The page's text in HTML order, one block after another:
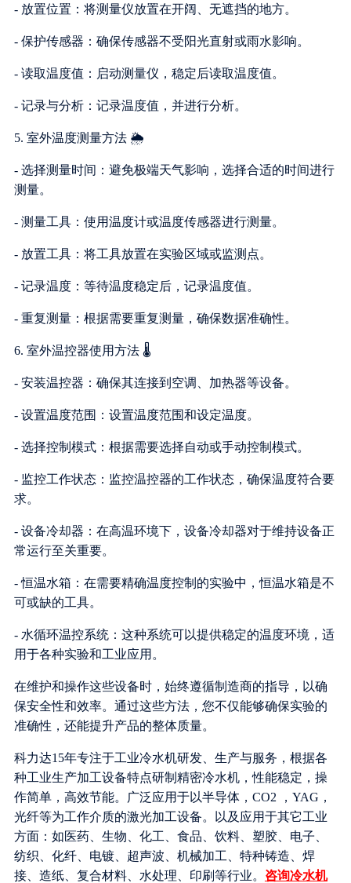
- 放置位置：将测量仪放置在开阔、无遮挡的地方。
- 保护传感器：确保传感器不受阳光直射或雨水影响。
- 读取温度值：启动测量仪，稳定后读取温度值。
- 记录与分析：记录温度值，并进行分析。
5. 室外温度测量方法 🌦️
- 选择测量时间：避免极端天气影响，选择合适的时间进行
测量。
- 测量工具：使用温度计或温度传感器进行测量。
- 放置工具：将工具放置在实验区域或监测点。
- 记录温度：等待温度稳定后，记录温度值。
- 重复测量：根据需要重复测量，确保数据准确性。
6. 室外温控器使用方法 🌡️
- 安装温控器：确保其连接到空调、加热器等设备。
- 设置温度范围：设置温度范围和设定温度。
- 选择控制模式：根据需要选择自动或手动控制模式。
- 监控工作状态：监控温控器的工作状态，确保温度符合要
求。
- 设备冷却器：在高温环境下，设备冷却器对于维持设备正
常运行至关重要。
- 恒温水箱：在需要精确温度控制的实验中，恒温水箱是不
可或缺的工具。
- 水循环温控系统：这种系统可以提供稳定的温度环境，适
用于各种实验和工业应用。
在维护和操作这些设备时，始终遵循制造商的指导，以确
保安全性和效率。通过这些方法，您不仅能够确保实验的
准确性，还能提升产品的整体质量。
科力达15年专注于工业冷水机研发、生产与服务，根据各
种工业生产加工设备特点研制精密冷水机，性能稳定，操
作简单，高效节能。广泛应用于以半导体，CO2 ，YAG，
光纤等为工作介质的激光加工设备。以及应用于其它工业
方面：如医药、生物、化工、食品、饮料、塑胶、电子、
纺织、化纤、电镀、超声波、机械加工、特种铸造、焊
接、造纸、复合材料、水处理、印刷等行业。 咨询冷水机